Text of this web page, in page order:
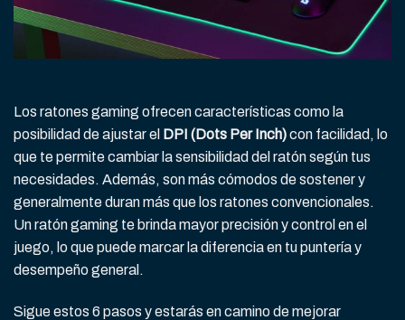
Los ratones gaming ofrecen características como la
posibilidad de ajustar el DPI (Dots Per Inch)con facilidad, lo
que te permite cambiar la sensibilidad del ratón según tus
necesidades. Además, son más cómodos de sostener y
generalmente duran más que los ratones convencionales.
Un ratón gaming te brinda mayor precisión y control en el
juego, lo que puede marcar la diferencia en tu puntería y
desempeño general.
Sigue estos 6 pasos y estarás en camino de mejorar